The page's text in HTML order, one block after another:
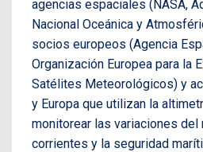
agencias espaciales (NASA,
Nacional Oceánica y
socios europeos (Agencia
Organización Europea para la
Satélites Meteorológicos) y
y Europa que utilizan la
monitorear las variaciones del
corrientes y la seguridad